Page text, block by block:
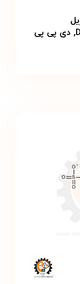
Diphenyl-۱-picrylhydrazyl-۲,۲, دی پی پی